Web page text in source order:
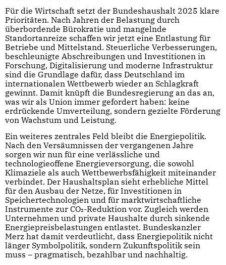
Für die Wirtschaft setzt der Bundeshaushalt 2025 klare
Prioritäten. Nach Jahren der Belastung durch
überbordende Bürokratie und mangelnde
Standortanreize schaffen wir jetzt eine Entlastung für
Betriebe und Mittelstand. Steuerliche Verbesserungen,
beschleunigte Abschreibungen und Investitionen in
Forschung, Digitalisierung und moderne Infrastruktur
sind die Grundlage dafür, dass Deutschland im
internationalen Wettbewerb wieder an Schlagkraft
gewinnt. Damit knüpft die Bundesregierung an das an,
was wir als Union immer gefordert haben: keine
erdrückende Umverteilung, sondern gezielte Förderung
von Wachstum und Leistung.
Ein weiteres zentrales Feld bleibt die Energiepolitik.
Nach den Versäumnissen der vergangenen Jahre
sorgen wir nun für eine verlässliche und
technologieoffene Energieversorgung, die sowohl
Klimaziele als auch Wettbewerbsfähigkeit miteinander
verbindet. Der Haushaltsplan sieht erhebliche Mittel
für den Ausbau der Netze, für Investitionen in
Speichertechnologien und für marktwirtschaftliche
Instrumente zur CO₂-Reduktion vor. Zugleich werden
Unternehmen und private Haushalte durch sinkende
Energiepreisbelastungen entlastet. Bundeskanzler
Merz hat damit verdeutlicht, dass Energiepolitik nicht
länger Symbolpolitik, sondern Zukunftspolitik sein
muss – pragmatisch, bezahlbar und nachhaltig.